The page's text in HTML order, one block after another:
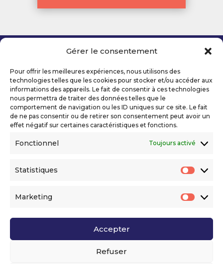
Gérer le consentement
Pour offrir les meilleures expériences, nous utilisons des
technologies telles que les cookies pour stocker et/ou accéder aux
informations des appareils. Le fait de consentir à ces technologies
nous permettra de traiter des données telles que le
comportement de navigation ou les ID uniques sur ce site. Le fait
de ne pas consentir ou de retirer son consentement peut avoir un
effet négatif sur certaines caractéristiques et fonctions.
Fonctionnel Toujours activé
Statistiques
Marketing
Accepter
Refuser
Mentions légales
Politique de confidentialité
Déclaration d’accessibilité numérique
Ils nous soutiennent
Voir l’ensemble de nos partenaires